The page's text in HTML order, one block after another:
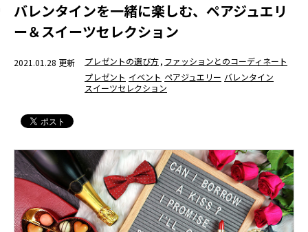
バレンタインを一緒に楽しむ、ペアジュエリ
ー＆スイーツセレクション
2021.01.28 更新 プレゼントの選び方, ファッションとのコーディネート
プレゼント イベント ペアジュエリー バレンタイン
スイーツセレクション